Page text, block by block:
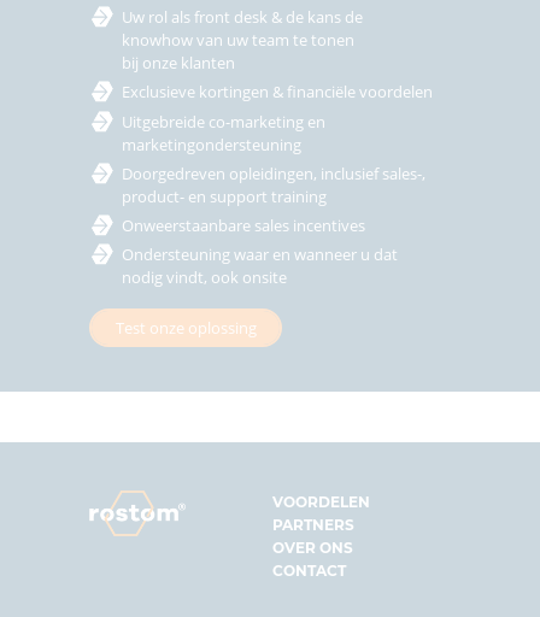
Uw rol als front desk & de kans de
knowhow van uw team te tonen
bij onze klanten
Exclusieve kortingen & financiële voordelen
Uitgebreide co-marketing en
marketingondersteuning
Doorgedreven opleidingen, inclusief sales-,
product- en support training
Onweerstaanbare sales incentives
Ondersteuning waar en wanneer u dat
nodig vindt, ook onsite
Test onze oplossing
VOORDELEN
PARTNERS
OVER ONS
CONTACT